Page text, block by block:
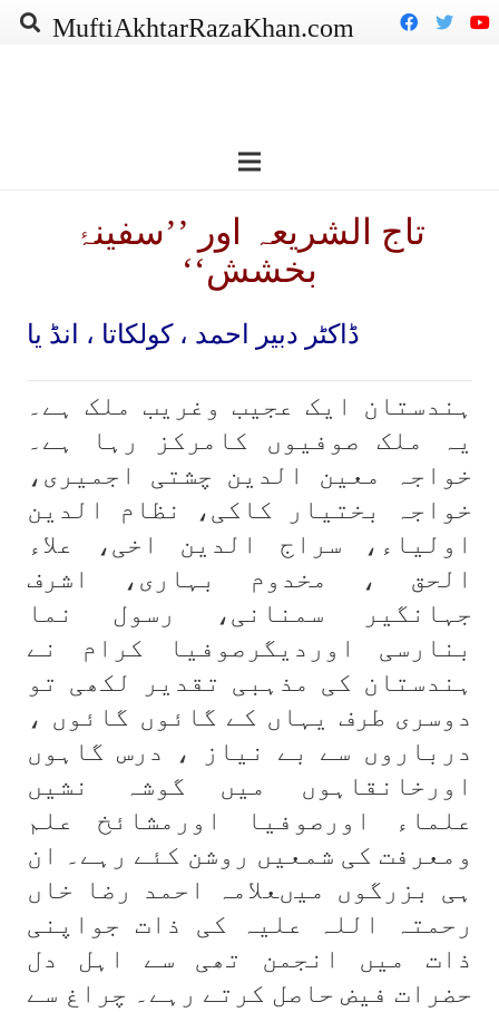
MuftiAkhtarRazaKhan.com
تاج الشریعہ اور ’’سفینۂ
بخشش‘‘
ڈاکٹر دبیر احمد ، کولکاتا ، انڈ یا
ہندستان ایک عجیب وغریب ملک ہے۔
یہ ملک صوفیوں کامرکز رہا ہے۔
خواجہ معین الدین چشتی اجمیری،
خواجہ بختیار کاکی، نظام الدین
اولیاء، سراج الدین اخی، علاء
الحق ، مخدوم بہاری، اشرف
جہانگیر سمنانی، رسول نما
بنارسی اوردیگرصوفیا کرام نے
ہندستان کی مذہبی تقدیر لکھی تو
دوسری طرف یہاں کے گائوں گائوں ،
درباروں سے بے نیاز ، درس گاہوں
اورخانقاہوں میں گوشہ نشیں
علماء اورصوفیا اورمشائخ علم
ومعرفت کی شمعیں روشن کئے رہے۔ ان
ہی بزرگوں میںعلامہ احمد رضا خاں
رحمتہ اللہ علیہ کی ذات جواپنی
ذات میں انجمن تھی سے اہل دل
حضرات فیض حاصل کرتے رہے۔ چراغ سے